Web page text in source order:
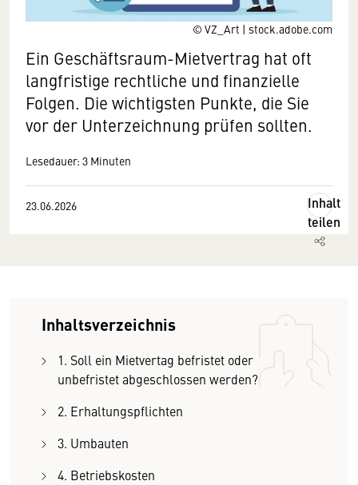
© VZ_Art | stock.adobe.com
Ein Geschäftsraum-Mietvertrag hat oft
langfristige rechtliche und finanzielle
Folgen. Die wichtigsten Punkte, die Sie
vor der Unterzeichnung prüfen sollten.
Lesedauer: 3 Minuten
23.06.2026
Inhalt
teilen
Inhaltsverzeichnis
1. Soll ein Mietvertag befristet oder
unbefristet abgeschlossen werden?
2. Erhaltungspflichten
3. Umbauten
4. Betriebskosten